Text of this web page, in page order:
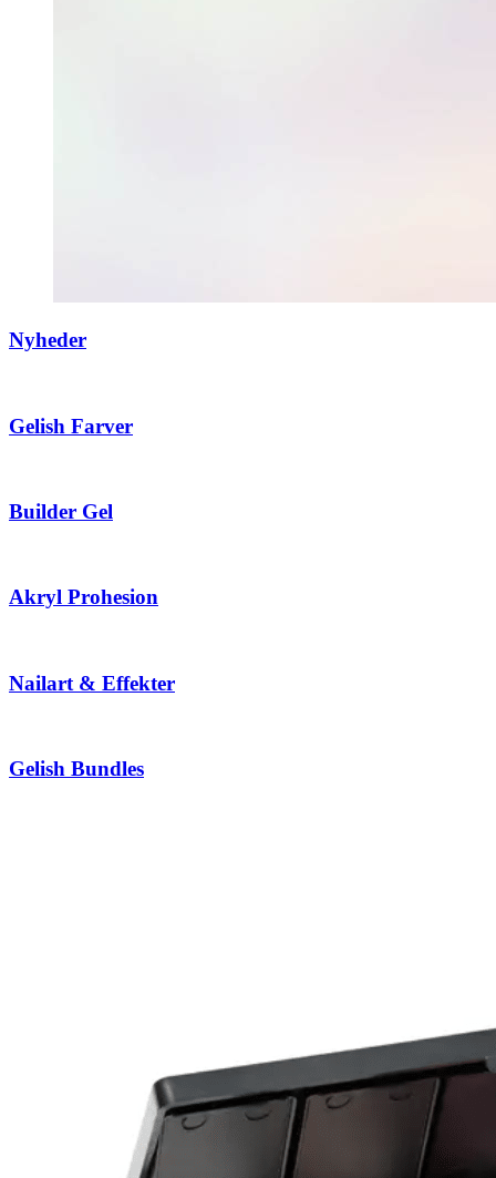
Nyheder
Gelish Farver
Builder Gel
Akryl Prohesion
Nailart & Effekter
Gelish Bundles